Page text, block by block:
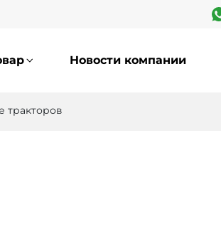
Новости компании
тракторов